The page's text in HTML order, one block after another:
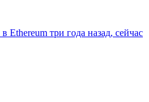
Ethereum три года назад, сейчас